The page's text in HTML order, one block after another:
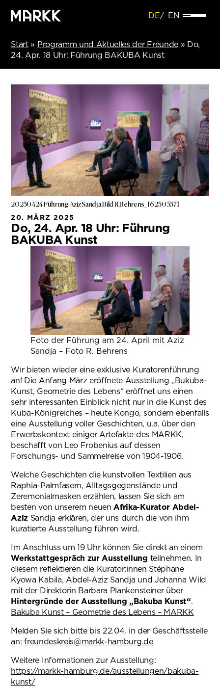
DE EN
Start» Programm und Aktuelles der Freunde» Do,
24. Apr. 18 Uhr: Führung BAKUBA Kunst
20. MÄRZ 2025
Do, 24. Apr. 18 Uhr: Führung
BAKUBA Kunst
Foto der Führung am 24. April mit Aziz
Sandja – Foto R. Behrens
Wir bieten wieder eine exklusive Kuratorenführung
an! Die Anfang März eröffnete Ausstellung „Bukuba-
Kunst, Geometrie des Lebens“ eröffnet uns einen
sehr interessanten Einblick nicht nur in die Kunst des
Kuba-Königreiches – heute Kongo, sondern ebenfalls
eine Ausstellung voller Geschichten, u.a. über den
Erwerbskontext einiger Artefakte des MARKK,
beschafft von Leo Frobenius auf dessen
Forschungs- und Sammelreise von 1904-1906.
Welche Geschichten die kunstvollen Textilien aus
Raphia-Palmfasern, Alltagsgegenstände und
Zeremonialmasken erzählen, lassen Sie sich am
besten von unserem neuen Afrika-Kurator Abdel-
Aziz Sandja erklären, der uns durch die von ihm
kuratierte Ausstellung führen wird.
Im Anschluss um 19 Uhr können Sie direkt an einem
Werkstattgespräch zur Ausstellung teilnehmen. In
diesem reflektieren die Kurator:innen Stéphane
Kyowa Kabila, Abdel-Aziz Sandja und Johanna Wild
mit der Direktorin Barbara Plankensteiner über
Hintergründe der Ausstellung „Bakuba Kunst“.
Bakuba Kunst – Geometrie des Lebens – MARKK
Melden Sie sich bitte bis 22.04. in der Geschäftsstelle
an:freundeskreis@markk-hamburg.de
Weitere Informationen zur Ausstellung:
https://markk-hamburg.de/ausstellungen/bakuba-
kunst/(öffnet in neuem Tab)
20250424 Führung Aziz Sandja Bild R Behrens_162303571